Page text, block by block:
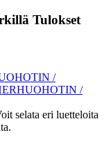
Tulokset
/
HUOHOTIN /
selata eri luetteloita